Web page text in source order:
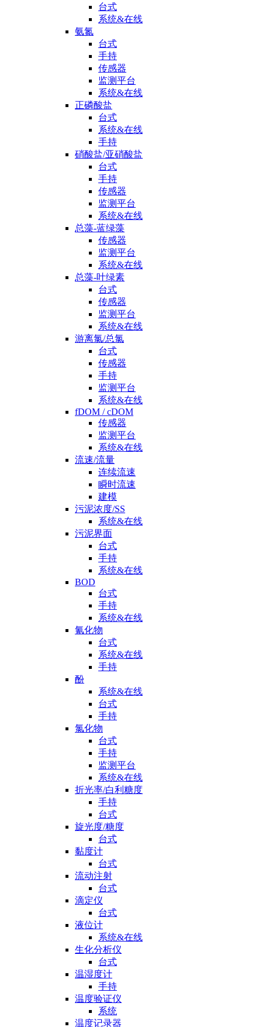
台式
系统&在线
氨氮
台式
手持
传感器
监测平台
系统&在线
正磷酸盐
台式
系统&在线
手持
硝酸盐/亚硝酸盐
台式
手持
传感器
监测平台
系统&在线
总藻-蓝绿藻
传感器
监测平台
系统&在线
总藻-叶绿素
台式
传感器
监测平台
系统&在线
游离氯/总氯
台式
传感器
手持
监测平台
系统&在线
fDOM / cDOM
传感器
监测平台
系统&在线
流速/流量
连续流速
瞬时流速
建模
污泥浓度/SS
系统&在线
污泥界面
台式
手持
系统&在线
BOD
台式
手持
系统&在线
氰化物
台式
系统&在线
手持
酚
系统&在线
台式
手持
氯化物
台式
手持
监测平台
系统&在线
折光率/白利糖度
手持
台式
旋光度/糖度
台式
黏度计
台式
流动注射
台式
滴定仪
台式
液位计
系统&在线
生化分析仪
台式
温湿度计
手持
温度验证仪
系统
温度记录器